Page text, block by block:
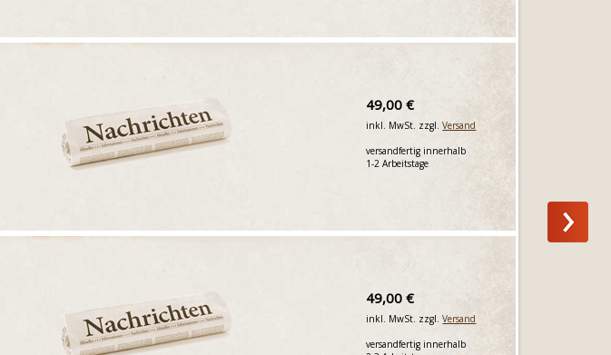
49,00 €
inkl. MwSt. zzgl.Versand
versandfertig innerhalb
1-2 Arbeitstage
49,00 €
inkl. MwSt. zzgl.Versand
versandfertig innerhalb